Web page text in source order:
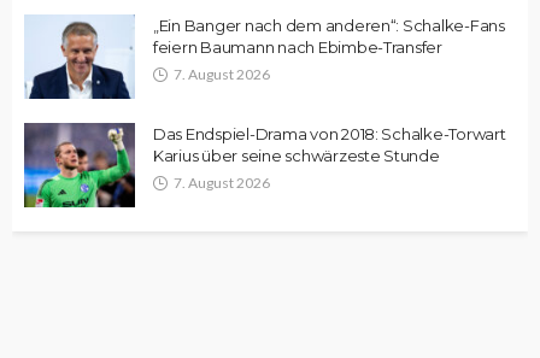
„Ein Banger nach dem anderen“: Schalke-Fans
feiern Baumann nach Ebimbe-Transfer
7. August 2026
Das Endspiel-Drama von 2018: Schalke-Torwart
Karius über seine schwärzeste Stunde
7. August 2026